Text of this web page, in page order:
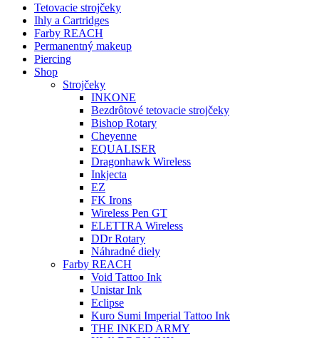
Tetovacie strojčeky
Ihly a Cartridges
Farby REACH
Permanentný makeup
Piercing
Shop
Strojčeky
INKONE
Bezdrôtové tetovacie strojčeky
Bishop Rotary
Cheyenne
EQUALISER
Dragonhawk Wireless
Inkjecta
EZ
FK Irons
Wireless Pen GT
ELETTRA Wireless
DDr Rotary
Náhradné diely
Farby REACH
Void Tattoo Ink
Unistar Ink
Eclipse
Kuro Sumi Imperial Tattoo Ink
THE INKED ARMY